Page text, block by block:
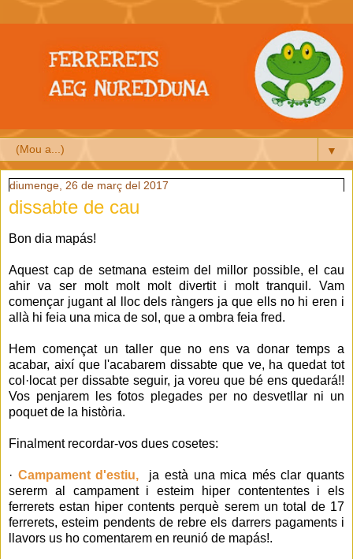
▼
diumenge, 26 de març del 2017
dissabte de cau
Bon dia mapás!
Aquest cap de setmana esteim del millor possible, el cau
ahir va ser molt molt molt divertit i molt tranquil. Vam
començar jugant al lloc dels ràngers ja que ells no hi eren i
allà hi feia una mica de sol, que a ombra feia fred.
Hem començat un taller que no ens va donar temps a
acabar, així que l'acabarem dissabte que ve, ha quedat tot
col·locat per dissabte seguir, ja voreu que bé ens quedará!!
Vos penjarem les fotos plegades per no desvetllar ni un
poquet de la història.
Finalment recordar-vos dues cosetes:
· Campament d'estiu,
ja està una mica més clar quants
sererm al campament i esteim hiper contententes i els
ferrerets estan hiper contents perquè serem un total de 17
ferrerets, esteim pendents de rebre els darrers pagaments i
llavors us ho comentarem en reunió de mapás!.